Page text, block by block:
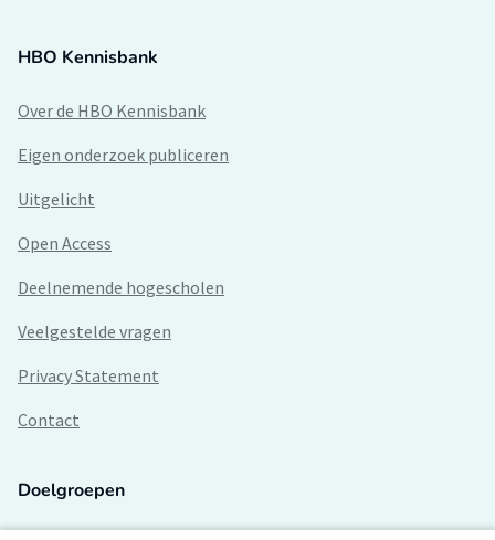
HBO Kennisbank
Over de HBO Kennisbank
Eigen onderzoek publiceren
Uitgelicht
Open Access
Deelnemende hogescholen
Veelgestelde vragen
Privacy Statement
Contact
Doelgroepen